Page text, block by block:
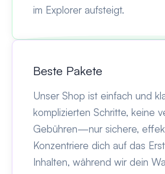
im Explorer aufsteigt.
Beste Pakete
Unser Shop ist einfach und
komplizierten Schritte, keine
Gebühren—nur sichere,
Konzentriere dich auf das
Inhalten, während wir dein